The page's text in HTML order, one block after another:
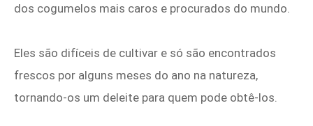
dos cogumelos mais caros e procurados do mundo.
Eles são difíceis de cultivar e só são encontrados
frescos por alguns meses do ano na natureza,
tornando-os um deleite para quem pode obtê-los.